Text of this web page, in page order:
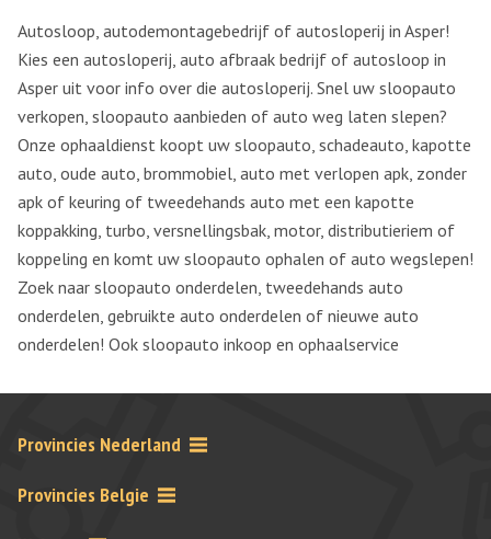
Autosloop, autodemontagebedrijf of autosloperij in Asper!
Kies een autosloperij, auto afbraak bedrijf of autosloop in
Asper uit voor info over die autosloperij. Snel uw sloopauto
verkopen, sloopauto aanbieden of auto weg laten slepen?
Onze ophaaldienst koopt uw sloopauto, schadeauto, kapotte
auto, oude auto, brommobiel, auto met verlopen apk, zonder
apk of keuring of tweedehands auto met een kapotte
koppakking, turbo, versnellingsbak, motor, distributieriem of
koppeling en komt uw sloopauto ophalen of auto wegslepen!
Zoek naar sloopauto onderdelen, tweedehands auto
onderdelen, gebruikte auto onderdelen of nieuwe auto
onderdelen! Ook sloopauto inkoop en ophaalservice
Provincies Nederland
Provincies Belgie